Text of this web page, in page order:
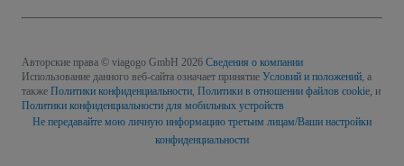
Авторские права © viagogo GmbH 2026 Сведения о компании
Использование данного веб-сайта означает принятие Условий и положений, а
также Политики конфиденциальности, Политики в отношении файлов cookie, и
Политики конфиденциальности для мобильных устройств
Не передавайте мою личную информацию третьим лицам/Ваши настройки
конфиденциальности